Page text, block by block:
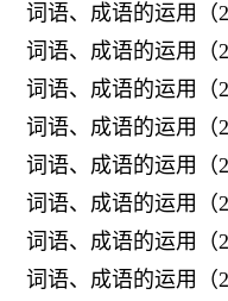
词语、成语的运用（
词语、成语的运用（
词语、成语的运用（
词语、成语的运用（
词语、成语的运用（
词语、成语的运用（
词语、成语的运用（
词语、成语的运用（